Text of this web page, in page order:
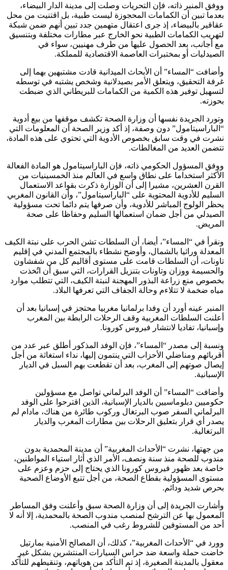
ووفق المنبر ذاته، فإن التحريات وصلت إلى مدينة الدار البيضاء،
بعدما تبين أن الكمامات المحجوزة ليست طبية، بل اقتنيت من محل
عقاقير بالبيضاء، إذ جرى اعتقال متهمين جدد تبين أنهم ضمن شبكة
لتهريب الكمامات الطبية نحو الخارج عبر مطارات مختلفة وبتنسيق
مع أجانب، بعد الحصول عليها من طرف مهنيين، سواء في
الصيدليات أو بمختبرات العاصمة الاقتصادية للمملكة.
وأضافت “المساء” أن الأبحاث الميدانية قادت مشتبهين بهما إلى
غرفة التحقيق، ويتعلق الأمر بصيدلانية وشخص يشتبه في توسطه
لتسهيل توفير هذه الكمية من الكمامات للبريطاني الذي ضبطت
بحوزته.
وتورد الجريدة نفسها أن وزارة الصحة تكشف موقفها من بيع أدوية
“الباراسيتامول” دون وصفة، إذ أكد وزير الصحة أن المعلومات التي
نشرت في وقت سابق بخصوص الأدوية التي تحتوي على هذه المادة،
تتضمن العديد من المغالطات.
ووفق المسؤول الحكومي ذاته، فإن الباراسيتامول هو المادة الفعالة
الأكثر استخداما على نطاق واسع في العالم منذ الخمسينيات من
القرن العشرين، مشيرا إلى أن الوزارة ذكرت بقواعد الاستعمال
السليم للأدوية المحتوية على “الباراسيتامول”، وأن القانون المغربي
يحظر الولوج المباشر للأدوية، وأن صرفها يتم دائما تحت مسؤولية
الصيدلي من أجل ضمان استعمالها السليم وحفاظا على صحة
المريض.
ونقرأ في “المساء”، أيضا، أن السلطات تشن الحرب على نبتة الكيف
المعدلة وراثيا بالشمال، وأوضح نشطاء بالمجتمع المدني في إقليم
تاونات، أن السلطات قامت على مستوى أقاليم كل من شفشاون
والحسيمة ووزان وتاونات بتنزيل القرارات، التي سبق أن اتُخذت
بخصوص منع زراعة البذور المهجنة لنبتة الكيف، التي تتطلب موارد
مياه ضخمة لا تتلاءم وحالة الجفاف التي تعرفها البلاد.
المنبر عينه أورد أن وفدا برلمانيا مغربيا محتجز في إسبانيا بعد أن
أعلنت السلطات المغربية وقف الرحلات الرابطة بين المغرب
وإسبانيا، تفاديا لانتشار فيروس كورونا.
ونسبة إلى مصدر “المساء”، فإن الوفد المذكور أطلق عبر عدد من
أقربائهم ومناضلي الأحزاب التي ينتمون إليها، نداء استغاثة من أجل
إيصال صوتهم إلى المغرب، بعد أن تقطعت بهم السبل في الديار
الإسبانية.
وأضافت “المساء” أن الوفد البرلماني تواصل مع مسؤولين
حكوميين دبلوماسيين بالديار الإسبانية، الذين اقترحوا على الوفد
البرلماني السفر صوب البرتغال وركوب طائرة من هناك، مادام لم
يصدر أي قرار بتعليق الرحلات بين مطارات المغرب والديار
البرتغالية.
من جهتها، نشرت “الأحداث المغربية” أن مدينة المحمدية بدون
مندوب للصحة منذ سنة ونصف، الأمر الذي أثار استياء المواطنين،
خاصة بعد ظهور فيروس كورونا الذي يحتاج إلى حزم وعزم على
مستوى المسؤولية بقطاع الصحة، من أجل تتبع الأوضاع الصحية
بحرص شديد ودائم.
وأشارت الجريدة إلى أن وزارة الصحة سبق وأعلنت وفق المساطر
المعمول بها عن الترشح لمنصب مندوب الصحة بالمحمدية، إلا أنه لا
أحد من المستوفين للشروط رغب في المنصب.
وورد في “الأحداث المغربية”، كذلك، أن المصالح الأمنية بمارتيل
خاضت حملة واسعة ضد حراس السيارات المنتشرين بشكل غير
معقول بالمدينة الصغيرة، إذ تم التأكد من هوياتهم، وتنقيطهم للتأكد